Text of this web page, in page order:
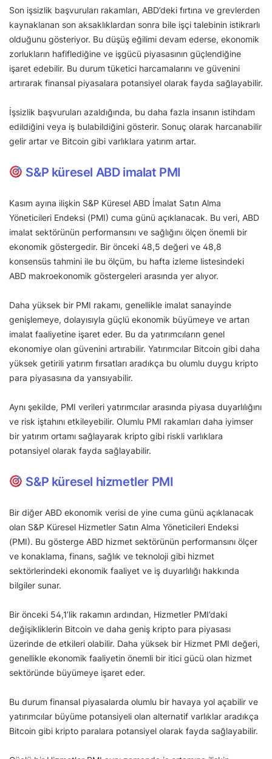
Son işsizlik başvuruları rakamları, ABD’deki fırtına ve grevlerden
kaynaklanan son aksaklıklardan sonra bile işçi talebinin istikrarlı
olduğunu gösteriyor. Bu düşüş eğilimi devam ederse, ekonomik
zorlukların hafiflediğine ve işgücü piyasasının güçlendiğine
işaret edebilir. Bu durum tüketici harcamalarını ve güvenini
artırarak finansal piyasalara potansiyel olarak fayda sağlayabilir.
İşsizlik başvuruları azaldığında, bu daha fazla insanın istihdam
edildiğini veya iş bulabildiğini gösterir. Sonuç olarak harcanabilir
gelir artar ve Bitcoin gibi varlıklara yatırım artar.
S&P küresel ABD imalat PMI
Kasım ayına ilişkin S&P Küresel ABD İmalat Satın Alma
Yöneticileri Endeksi (PMI) cuma günü açıklanacak. Bu veri, ABD
imalat sektörünün performansını ve sağlığını ölçen önemli bir
ekonomik göstergedir. Bir önceki 48,5 değeri ve 48,8
konsensüs tahmini ile bu ölçüm, bu hafta izleme listesindeki
ABD makroekonomik göstergeleri arasında yer alıyor.
Daha yüksek bir PMI rakamı, genellikle imalat sanayinde
genişlemeye, dolayısıyla güçlü ekonomik büyümeye ve artan
imalat faaliyetine işaret eder. Bu da yatırımcıların genel
ekonomiye olan güvenini artırabilir. Yatırımcılar Bitcoin gibi daha
yüksek getirili yatırım fırsatları aradıkça bu olumlu duygu kripto
para piyasasına da yansıyabilir.
Aynı şekilde, PMI verileri yatırımcılar arasında piyasa duyarlılığını
ve risk iştahını etkileyebilir. Olumlu PMI rakamları daha iyimser
bir yatırım ortamı sağlayarak kripto gibi riskli varlıklara
potansiyel olarak fayda sağlayabilir.
S&P küresel hizmetler PMI
Bir diğer ABD ekonomik verisi de yine cuma günü açıklanacak
olan S&P Küresel Hizmetler Satın Alma Yöneticileri Endeksi
(PMI). Bu gösterge ABD hizmet sektörünün performansını ölçer
ve konaklama, finans, sağlık ve teknoloji gibi hizmet
sektörlerindeki ekonomik faaliyet ve iş duyarlılığı hakkında
bilgiler sunar.
Bir önceki 54,1’lik rakamın ardından, Hizmetler PMI’daki
değişikliklerin Bitcoin ve daha geniş kripto para piyasası
üzerinde de etkileri olabilir. Daha yüksek bir Hizmet PMI değeri,
genellikle ekonomik faaliyetin önemli bir itici gücü olan hizmet
sektöründe büyümeye işaret eder.
Bu durum finansal piyasalarda olumlu bir havaya yol açabilir ve
yatırımcılar büyüme potansiyeli olan alternatif varlıklar aradıkça
Bitcoin gibi kripto paralara potansiyel olarak fayda sağlayabilir.